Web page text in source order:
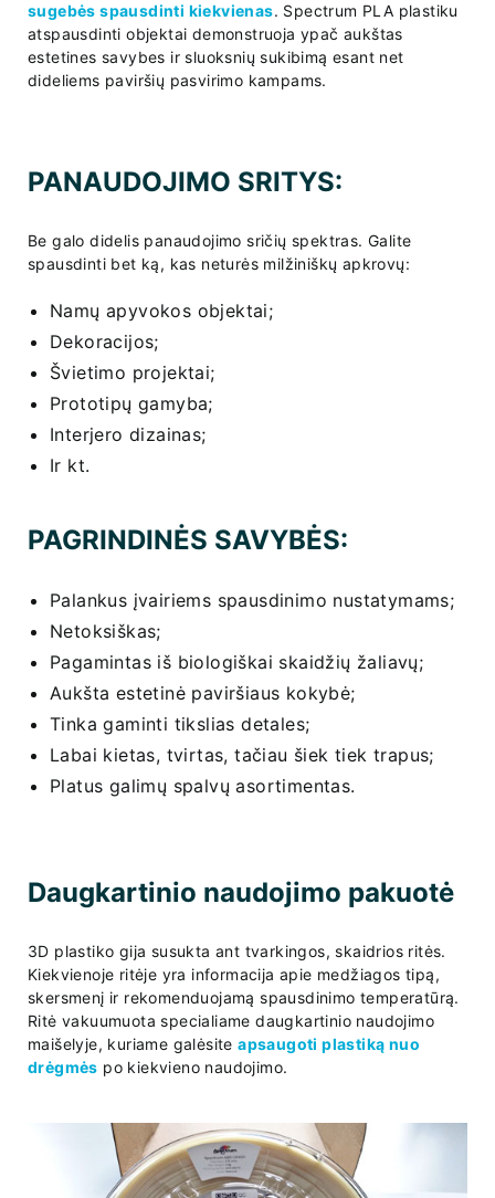
sugebės spausdinti kiekvienas. Spectrum PLA plastiku
atspausdinti objektai demonstruoja ypač aukštas
estetines savybes ir sluoksnių sukibimą esant net
dideliems paviršių pasvirimo kampams.
PANAUDOJIMO SRITYS:
Be galo didelis panaudojimo sričių spektras. Galite
spausdinti bet ką, kas neturės milžiniškų apkrovų:
Namų apyvokos objektai;
Dekoracijos;
Švietimo projektai;
Prototipų gamyba;
Interjero dizainas;
Ir kt.
PAGRINDINĖS SAVYBĖS:
Palankus įvairiems spausdinimo nustatymams;
Netoksiškas;
Pagamintas iš biologiškai skaidžių žaliavų;
Aukšta estetinė paviršiaus kokybė;
Tinka gaminti tikslias detales;
Labai kietas, tvirtas, tačiau šiek tiek trapus;
Platus galimų spalvų asortimentas.
Daugkartinio naudojimo pakuotė
3D plastiko gija susukta ant tvarkingos, skaidrios ritės.
Kiekvienoje ritėje yra informacija apie medžiagos tipą,
skersmenį ir rekomenduojamą spausdinimo temperatūrą.
Ritė vakuumuota specialiame daugkartinio naudojimo
maišelyje, kuriame galėsiteapsaugoti plastiką nuo
drėgmės po kiekvieno naudojimo.